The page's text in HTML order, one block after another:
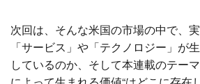
次回は、そんな米国の市場の中で、
「サービス」や「テクノロジー」が
しているのか、そして本連載のテー